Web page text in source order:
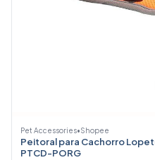
Pet Accessories•Shopee
Peitoral para Cachorro
PTCD-PORG